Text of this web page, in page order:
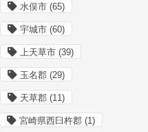
水俣市 (65)
宇城市 (60)
上天草市 (39)
玉名郡 (29)
天草郡 (11)
宮崎県西臼杵郡 (1)